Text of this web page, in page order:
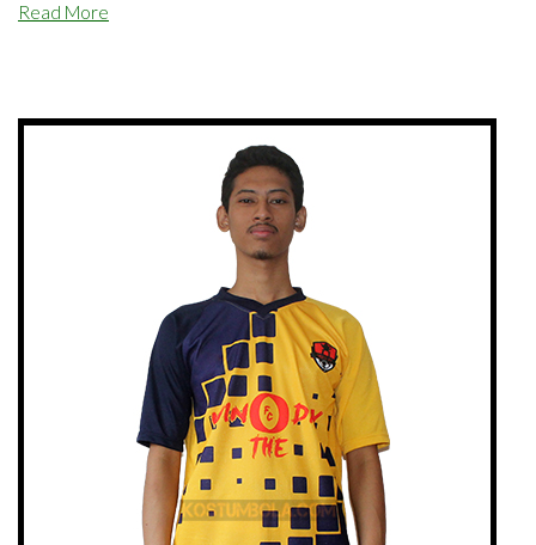
Read More